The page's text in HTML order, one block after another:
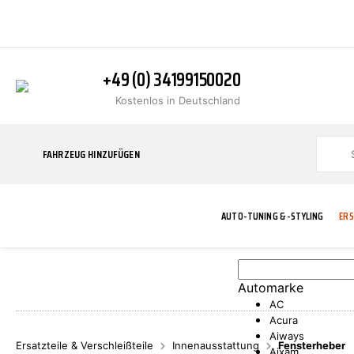
+49 (0) 34199150020
Kostenlos in Deutschland
FAHRZEUG HINZUFÜGEN
AUTO-TUNING & -STYLING
Automarke
AC
Acura
Aiways
Ersatzteile & Verschleißteile Innenausstattung Fensterheber